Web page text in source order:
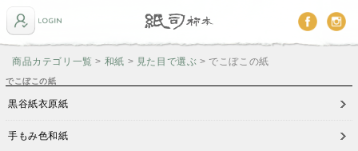
商品カテゴリ一覧 > 和紙 > 見た目で選ぶ > でこぼこの紙
でこぼこの紙
黒谷紙衣原紙
手もみ色和紙